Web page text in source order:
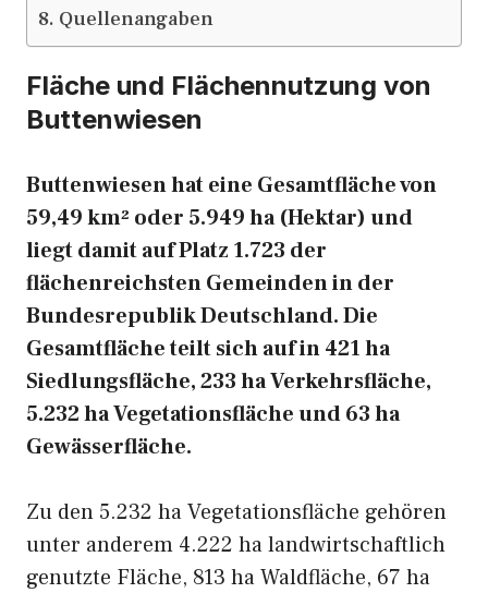
Quellenangaben
Fläche und Flächennutzung von
Buttenwiesen
Buttenwiesen hat eine Gesamtfläche von
59,49 km² oder 5.949 ha (Hektar) und
liegt damit auf Platz 1.723 der
flächenreichsten Gemeinden in der
Bundesrepublik Deutschland. Die
Gesamtfläche teilt sich auf in 421 ha
Siedlungsfläche, 233 ha Verkehrsfläche,
5.232 ha Vegetationsfläche und 63 ha
Gewässerfläche.
Zu den 5.232 ha Vegetationsfläche gehören
unter anderem 4.222 ha landwirtschaftlich
genutzte Fläche, 813 ha Waldfläche, 67 ha